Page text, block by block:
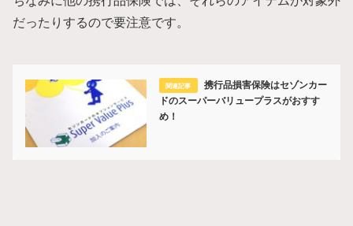
だったりするので要注意です。
携行品損害保険はセゾンカー
ドのスーパーバリュープラスがおすす
め！